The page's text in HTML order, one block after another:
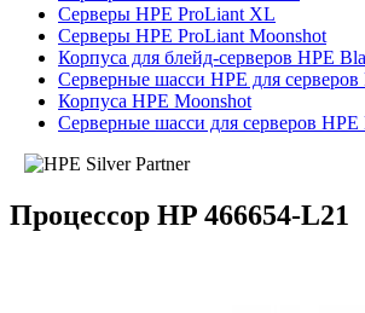
Серверы HPE ProLiant XL
Серверы HPE ProLiant Moonshot
Корпуса для блейд-серверов HPE
Серверные шасси HPE для
Корпуса HPE Moonshot
Серверные шасси для серверов HPE
Процессор HP 466654-L21